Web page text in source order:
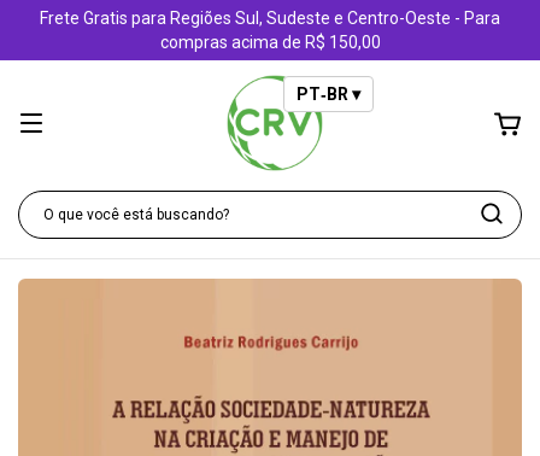
Frete Gratis para Regiões Sul, Sudeste e Centro-Oeste - Para
compras acima de R$ 150,00
PT‑BR ▾